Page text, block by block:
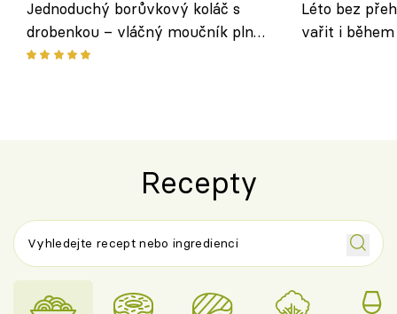
Jednoduchý borůvkový koláč s
drobenkou – vláčný moučník plný
ovoce
Léto bez
vařit i
Recepty